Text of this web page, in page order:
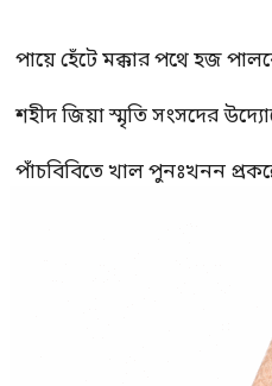
পায়ে হেঁটে মক্কার পথে হজ
শহীদ জিয়া স্মৃতি সংসদের
পাঁচবিবিতে খাল পুনঃখনন